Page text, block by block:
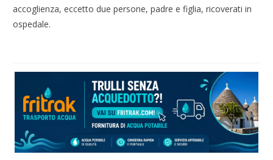
accoglienza, eccetto due persone, padre e figlia, ricoverati in
ospedale.